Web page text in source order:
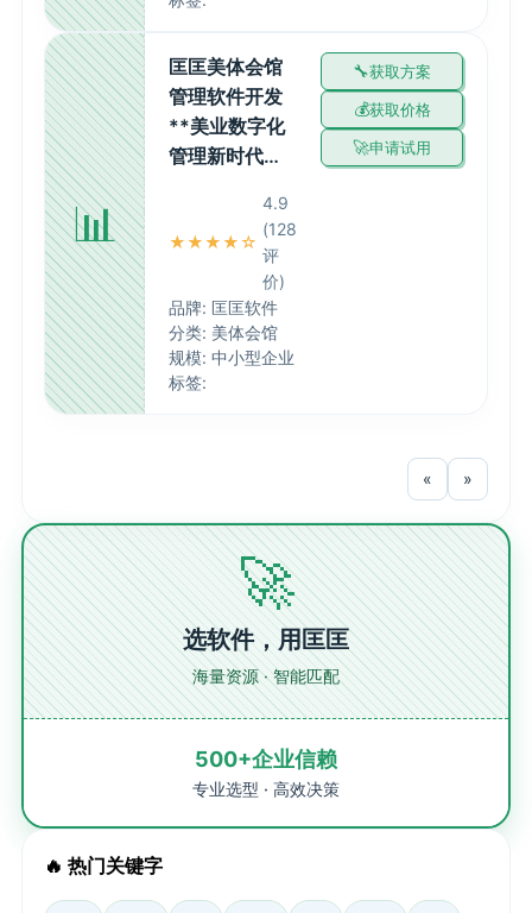
📊
匡匡美体会馆
管理软件开发
**美业数字化
管理新时代…
★★★★☆
4.9
(128
评
价)
品牌: 匡匡软件
分类: 美体会馆
规模: 中小型企业
标签:
获取方案
获取价格
申请试用
« »
🚀
选软件，用匡匡
海量资源 · 智能匹配
500+企业信赖
专业选型 · 高效决策
🔥 热门关键字